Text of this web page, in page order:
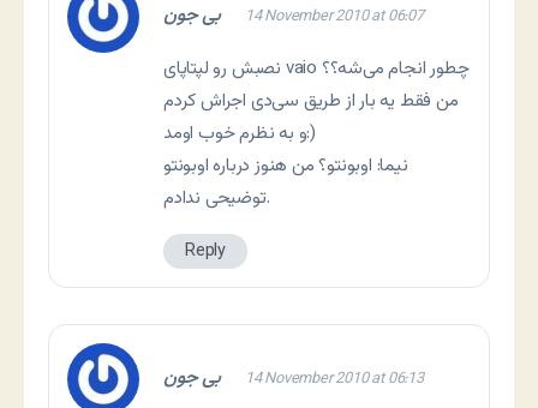
بی جون 14 November 2010 at 06:07
نصبش رو لپتاپای vaio چطور انجام می‌شه؟؟
من فقط یه بار از طریق سی‌دی اجراش کردم
و به نظرم خوب اومد:)
نیما: اوبونتو؟ من هنوز درباره اوبونتو
توضیحی ندادم.
Reply
بی جون 14 November 2010 at 06:13